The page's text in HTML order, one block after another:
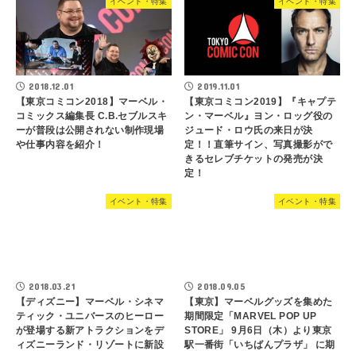
2018.12.01
【東京コミコン2018】マーベル・
コミックス編集長 C.B.セブルスキ
ーが普段は公開されない制作現場
や仕事内容を紹介！
2019.11.01
【東京コミコン2019】『キャプテ
ン・マーベル』ヨン・ロッグ役の
ジュード・ロウ氏の来日が決
定！！直筆サイン、写真撮影がで
きるセレブチケットの発売が決
定！
イベント・特集
2018.03.21
【ディズニー】マーベル・シネマ
ティック・ユニバースのヒーロー
が登場する新アトラクションをデ
ィズニーランド・リゾートに新設
イベント・特集
2018.09.05
【東京】マーベルグッズを集めた
期間限定「MARVEL POP UP
STORE」 9月6日（木）より東京
駅一番街「いちばんプラザ」 に期